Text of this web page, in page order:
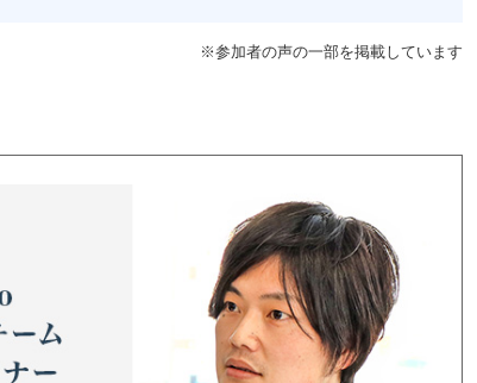
※参加者の声の一部を掲載しています